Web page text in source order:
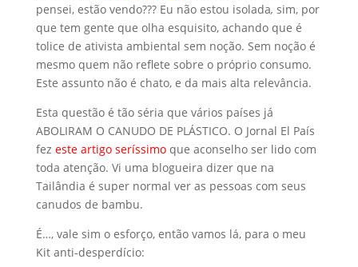
pensei, estão vendo??? Eu não estou isolada, sim, por
que tem gente que olha esquisito, achando que é
tolice de ativista ambiental sem noção. Sem noção é
mesmo quem não reflete sobre o próprio consumo.
Este assunto não é chato, e da mais alta relevância.
Esta questão é tão séria que vários países já
ABOLIRAM O CANUDO DE PLÁSTICO. O Jornal El País
fez este artigo seríssimo que aconselho ser lido com
toda atenção. Vi uma blogueira dizer que na
Tailândia é super normal ver as pessoas com seus
canudos de bambu.
É…, vale sim o esforço, então vamos lá, para o meu
Kit anti-desperdício: